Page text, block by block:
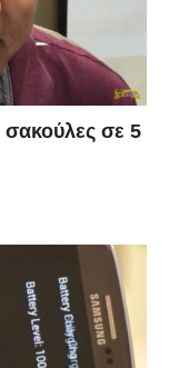
σακούλες σε 5